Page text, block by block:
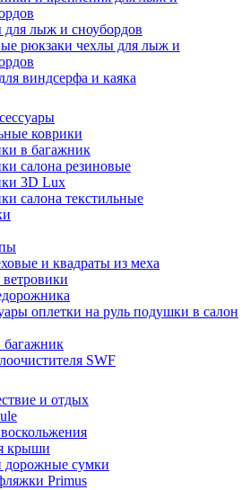
для лыж и сноубордов
рюкзаки чехлы для лыж и
виндсерфа и каяка
коврики
в багажник
салона резиновые
3D Lux
салона текстильные
и квадраты из меха
оплетки на руль подушки в салон
SWF
и отдых
крыши
дорожные сумки
Primus